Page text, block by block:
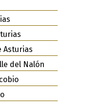
Asturias
del Nalón